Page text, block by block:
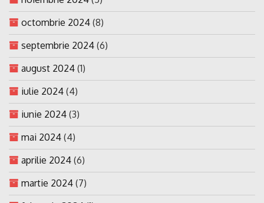
octombrie 2024 (8)
septembrie 2024 (6)
august 2024 (1)
iulie 2024 (4)
iunie 2024 (3)
mai 2024 (4)
aprilie 2024 (6)
martie 2024 (7)